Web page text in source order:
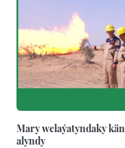
Mary welaýatyndaky
alyndy